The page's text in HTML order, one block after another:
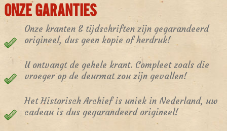
ONZE GARANTIES
Onze kranten & tijdschriften zijn gegarandeerd
origineel, dus geen kopie of herdruk!
U ontvangt de gehele krant. Compleet zoals die
vroeger op de deurmat zou zijn gevallen!
Het Historisch Archief is uniek in Nederland, uw
cadeau is dus gegarandeerd origineel!